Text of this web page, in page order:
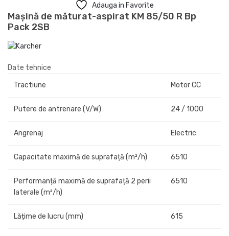
Adauga in Favorite
Mașină de măturat-aspirat KM 85/50 R Bp
Pack 2SB
Date tehnice
Tractiune
Motor CC
Putere de antrenare (V/W) 24 / 1000
Angrenaj Electric
Capacitate maximă de suprafață (m²/h) 6510
Performanță maximă de suprafață 2 perii
laterale (m²/h)
6510
Lățime de lucru (mm) 615